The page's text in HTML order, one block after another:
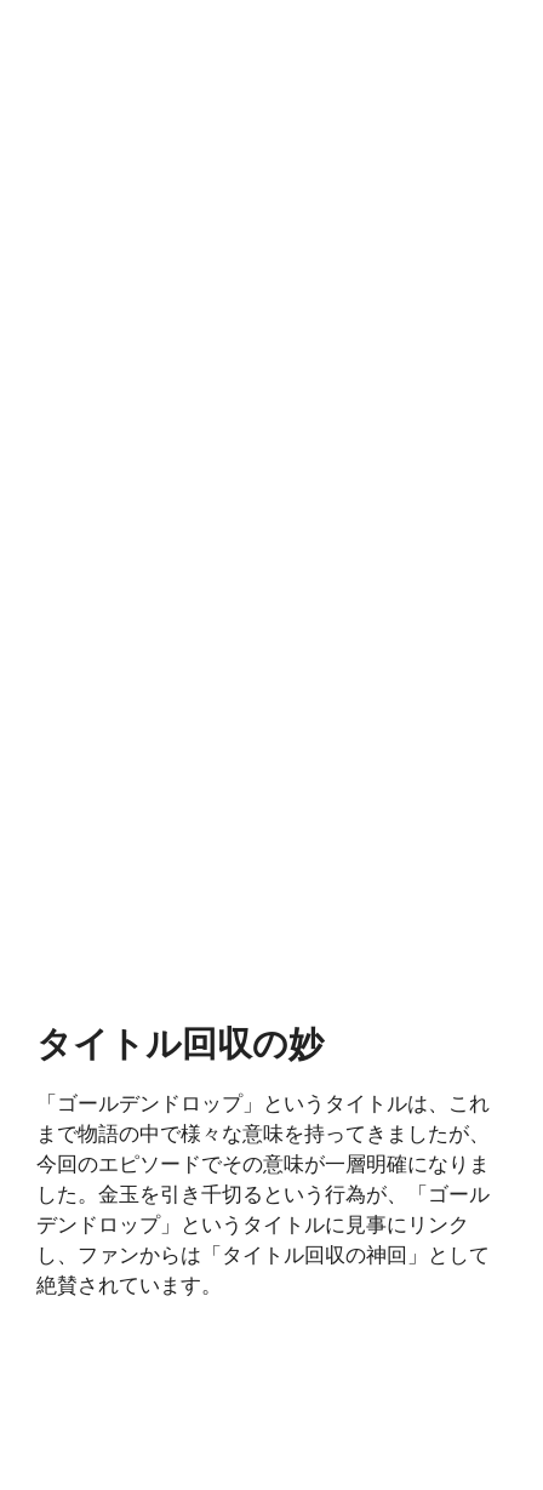
タイトル回収の妙
「ゴールデンドロップ」というタイトルは、これ
まで物語の中で様々な意味を持ってきましたが、
今回のエピソードでその意味が一層明確になりま
した。金玉を引き千切るという行為が、「ゴール
デンドロップ」というタイトルに見事にリンク
し、ファンからは「タイトル回収の神回」として
絶賛されています。